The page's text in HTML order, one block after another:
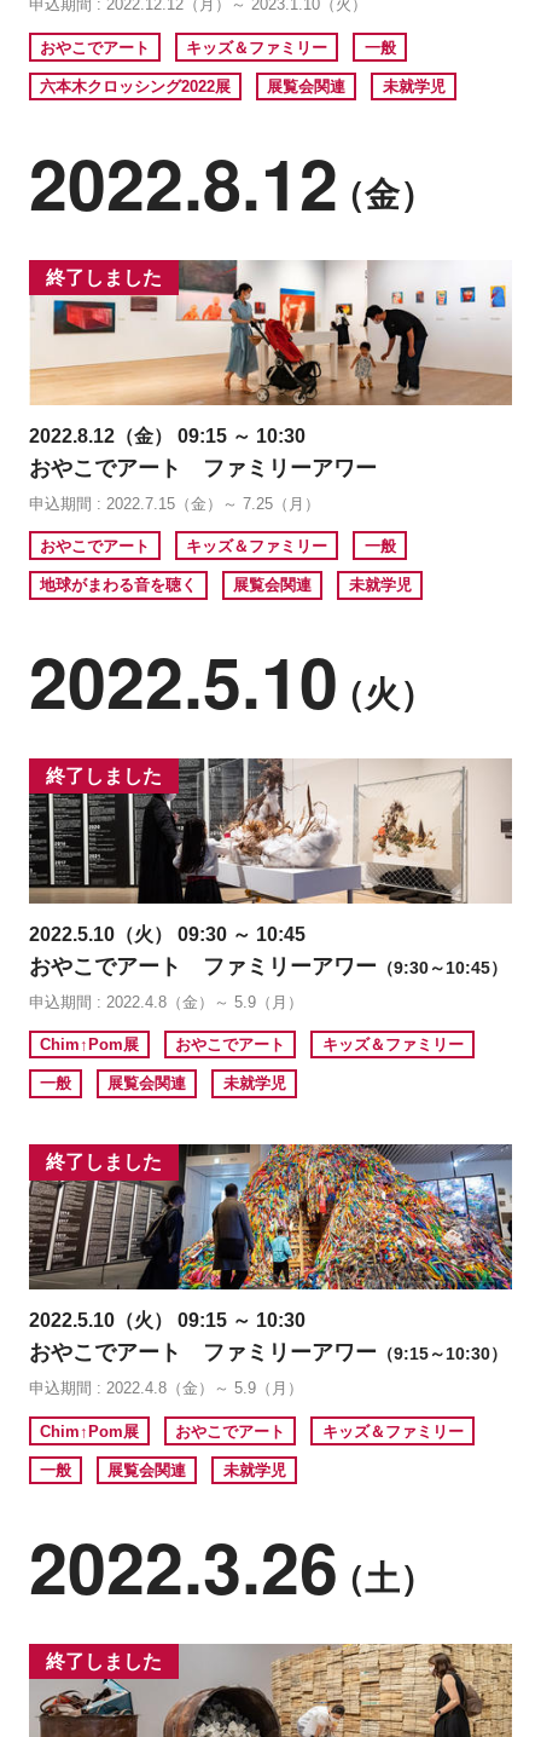
申込期間 : 2022.12.12（月）～ 2023.1.10（火）
おやこでアート キッズ＆ファミリー 一般
六本木クロッシング2022展 展覧会関連 未就学児
2022.8.12（金）
終了しました
2022.8.12（金） 09:15 ～ 10:30
おやこでアート ファミリーアワー
申込期間 : 2022.7.15（金）～ 7.25（月）
おやこでアート キッズ＆ファミリー 一般
地球がまわる音を聴く 展覧会関連 未就学児
2022.5.10（火）
終了しました
2022.5.10（火） 09:30 ～ 10:45
おやこでアート ファミリーアワー（9:30～10:45）
申込期間 : 2022.4.8（金）～ 5.9（月）
Chim↑Pom展 おやこでアート キッズ＆ファミリー
一般 展覧会関連 未就学児
終了しました
2022.5.10（火） 09:15 ～ 10:30
おやこでアート ファミリーアワー（9:15～10:30）
申込期間 : 2022.4.8（金）～ 5.9（月）
Chim↑Pom展 おやこでアート キッズ＆ファミリー
一般 展覧会関連 未就学児
2022.3.26（土）
終了しました